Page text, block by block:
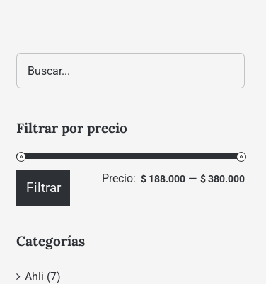
Filtrar por precio
Filtrar
Precio: $ 188.000 —$ 380.000
Categorías
Ahli (7)